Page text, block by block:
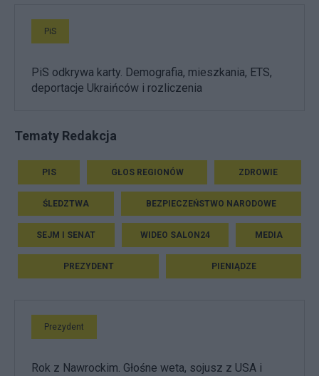
PiS
PiS odkrywa karty. Demografia, mieszkania, ETS,
deportacje Ukraińców i rozliczenia
Tematy Redakcja
PIS GŁOS REGIONÓW ZDROWIE
ŚLEDZTWA BEZPIECZEŃSTWO NARODOWE
SEJM I SENAT WIDEO SALON24 MEDIA
PREZYDENT PIENIĄDZE
Prezydent
Rok z Nawrockim. Głośne weta, sojusz z USA i